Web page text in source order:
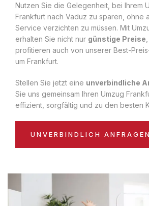
Nutzen Sie die Gelegenheit, bei Ihrem
Frankfurt nach Vaduz zu sparen, ohne
Service verzichten zu müssen. Mit
erhalten Sie nicht nur günstige Preise
profitieren auch von unserer Best-
um Frankfurt.
Stellen Sie jetzt eine unverbindliche
Sie uns gemeinsam Ihren Umzug
effizient, sorgfältig und zu den besten
UNVERBINDLICH ANFRAGEN